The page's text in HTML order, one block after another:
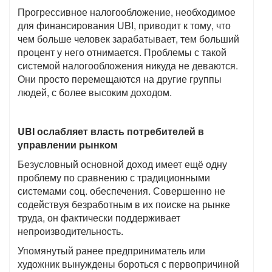
Прогрессивное налогообложение, необходимое
для финансирования UBI, приводит к тому, что
чем больше человек зарабатывает, тем больший
процент у него отнимается. Проблемы с такой
системой налогообложения никуда не деваются.
Они просто перемещаются на другие группы
людей, с более высоким доходом.
UBIослабляет власть потребителей в
управлении рынком
Безусловный основной доход имеет ещё одну
проблему по сравнению с традиционными
системами соц. обеспечения. Совершенно не
содействуя безработным в их поиске на рынке
труда, он фактически поддерживает
непроизводительность.
Упомянутый ранее предприниматель или
художник вынуждены бороться с первопричиной